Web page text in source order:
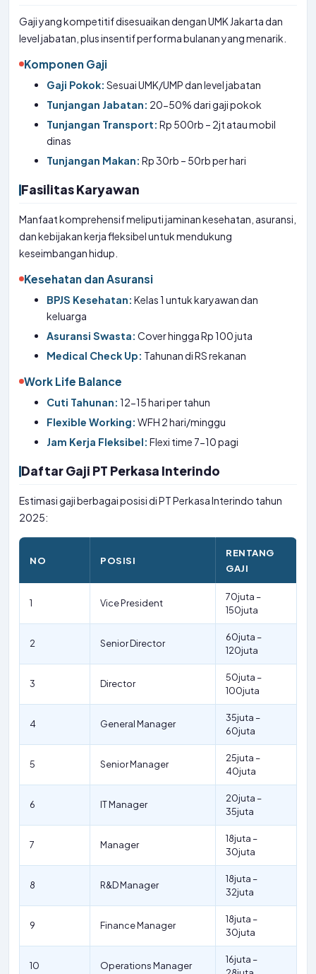
Gaji yang kompetitif disesuaikan dengan UMK Jakarta dan
level jabatan, plus insentif performa bulanan yang menarik.
Komponen Gaji
Gaji Pokok: Sesuai UMK/UMP dan level jabatan
Tunjangan Jabatan: 20-50% dari gaji pokok
Tunjangan Transport: Rp 500rb – 2jt atau mobil
dinas
Tunjangan Makan: Rp 30rb – 50rb per hari
Fasilitas Karyawan
Manfaat komprehensif meliputi jaminan kesehatan, asuransi,
dan kebijakan kerja fleksibel untuk mendukung
keseimbangan hidup.
Kesehatan dan Asuransi
BPJS Kesehatan: Kelas 1 untuk karyawan dan
keluarga
Asuransi Swasta: Cover hingga Rp 100 juta
Medical Check Up: Tahunan di RS rekanan
Work Life Balance
Cuti Tahunan: 12-15 hari per tahun
Flexible Working: WFH 2 hari/minggu
Jam Kerja Fleksibel: Flexi time 7-10 pagi
Daftar Gaji PT Perkasa Interindo
Estimasi gaji berbagai posisi di PT Perkasa Interindo tahun
2025:
NO POSISI
RENTANG
GAJI
1 Vice President
70juta –
150juta
2 Senior Director
60juta –
120juta
3 Director
50juta –
100juta
4 General Manager
35juta –
60juta
5 Senior Manager
25juta –
40juta
6 IT Manager
20juta –
35juta
7 Manager
18juta –
30juta
8 R&D Manager
18juta –
32juta
9 Finance Manager
18juta –
30juta
10 Operations Manager
16juta –